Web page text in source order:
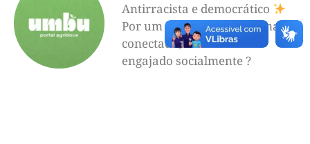
Antirracista e democrático
Por um futuro mais informado,
conectado, consciente e
engajado socialmente ?